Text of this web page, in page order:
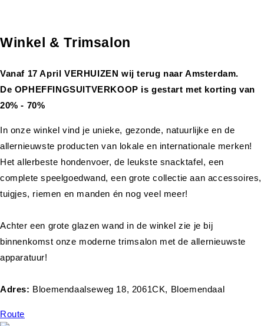
Winkel & Trimsalon
Vanaf 17 April VERHUIZEN wij terug naar Amsterdam.
De OPHEFFINGSUITVERKOOP is gestart met korting van
20% - 70%
In onze winkel vind je unieke, gezonde, natuurlijke en de
allernieuwste producten van lokale en internationale merken!
Het allerbeste hondenvoer, de leukste snacktafel, een
complete speelgoedwand, een grote collectie aan accessoires,
tuigjes, riemen en manden én nog veel meer!
Achter een grote glazen wand in de winkel zie je bij
binnenkomst onze moderne trimsalon met de allernieuwste
apparatuur!
Adres: Bloemendaalseweg 18, 2061CK, Bloemendaal
Route